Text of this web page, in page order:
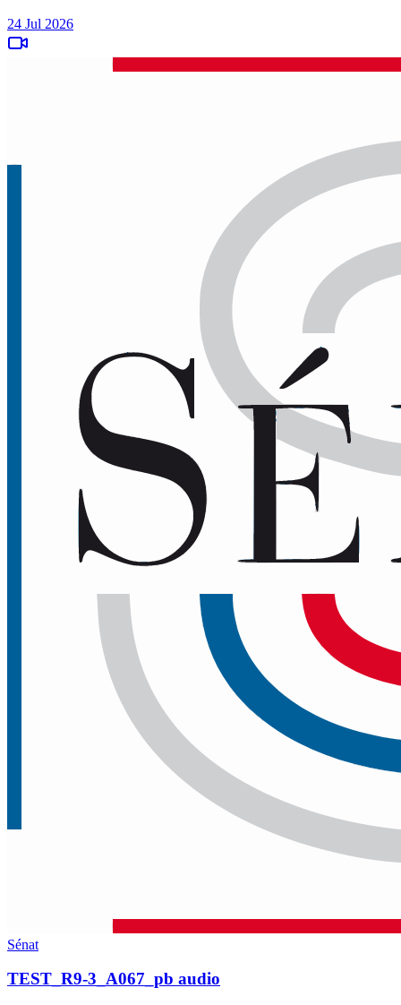
24 Jul 2026
Sénat
TEST_R9-3_A067_pb audio